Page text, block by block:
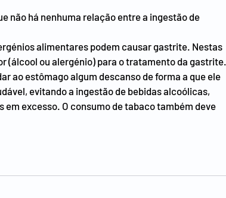
não há nenhuma relação entre a ingestão de
alimentares podem causar gastrite. Nestas
(álcool ou alergénio) para o tratamento da gastrite.
ao estômago algum descanso de forma a que ele
evitando a ingestão de bebidas alcoólicas,
excesso. O consumo de tabaco também deve